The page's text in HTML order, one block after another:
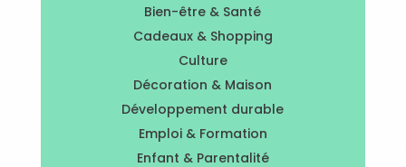
Bien-être & Santé
Cadeaux & Shopping
Culture
Décoration & Maison
Développement durable
Emploi & Formation
Enfant & Parentalité